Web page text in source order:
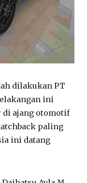
dilakukan PT
ini
di ajang otomotif
paling
ini datang